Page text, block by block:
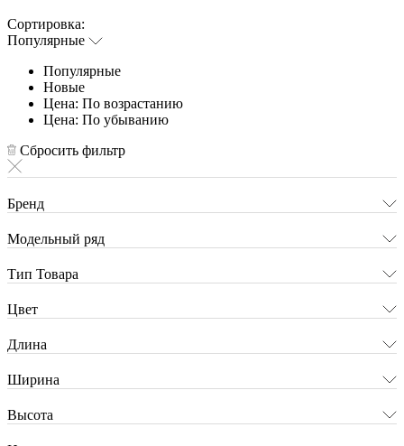
Сортировка:
Популярные
Популярные
Новые
Цена: По возрастанию
Цена: По убыванию
Сбросить фильтр
Бренд
Модельный ряд
Тип Товара
Цвет
Длина
Ширина
Высота